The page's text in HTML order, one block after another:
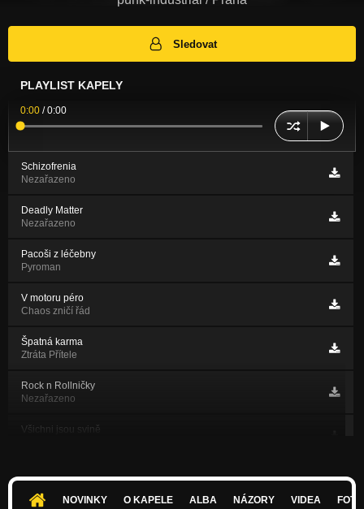
Sledovat
PLAYLIST KAPELY
0:00 /0:00
Schizofrenia
Nezařazeno
Deadly Matter
Nezařazeno
Pacoši z léčebny
Pyroman
V motoru péro
Chaos zničí řád
Špatná karma
Ztráta Přítele
Rock n Rollničky
Nezařazeno
Všichni jsou svině
NOVINKY O KAPELE ALBA NÁZORY VIDEA